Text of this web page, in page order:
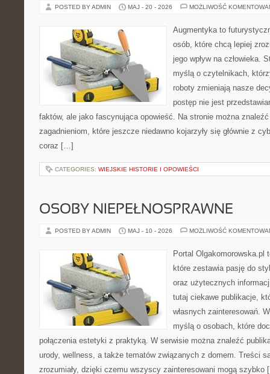
POSTED BY ADMIN MAJ - 20 - 2026 MOŻLIWOŚĆ
Augmentyka to
osób, które chcą lepiej
jego wpływ na człowieka.
myślą o czytelnikach,
roboty zmieniają nasze
postęp nie jest
faktów, ale jako fascynująca opowieść. Na stronie można znaleźć
zagadnieniom, które jeszcze niedawno kojarzyły się głównie z
coraz […]
CATEGORIES: WIEJSKIE HISTORIE I OPOWIEŚCI
OSOBY NIEPEŁNOSPRAWNE
POSTED BY ADMIN MAJ - 10 - 2026 MOŻLIWOŚĆ
Portal Olgakomorowska.pl
które zestawia pasję do
oraz użytecznych
tutaj ciekawe publikacje,
własnych zainteresowań.
myślą o osobach, które
połączenia estetyki z praktyką. W serwisie można znaleźć
urody, wellness, a także tematów związanych z domem. Treści
zrozumiały, dzięki czemu wszyscy zainteresowani mogą szybko